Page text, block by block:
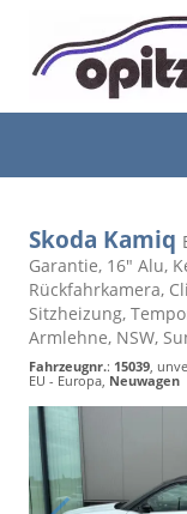
Skoda Kamiq
Garantie, 16" Alu,
Rückfahrkamera,
Sitzheizung,
Armlehne, NSW,
Fahrzeugnr.: 15039,
EU - Europa, Neuwagen